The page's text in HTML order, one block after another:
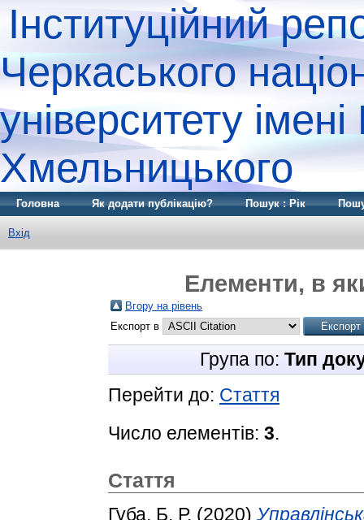
Інституційний
Черкаського
університету
Хмельницького
Головна Як додати публікацію? Пошук : Рік
Вхід
Елементи, в
Вгору на рівень
Експорт в
Група по: Тип
Перейти до: Стаття
Число елементів: 3.
Стаття
Губа, Б. Р. (2020)